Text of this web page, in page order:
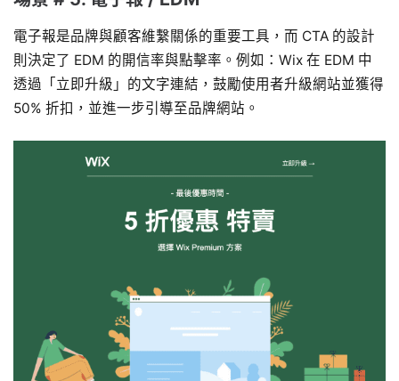
電子報是品牌與顧客維繫關係的重要工具，而 CTA 的設計
則決定了 EDM 的開信率與點擊率。例如：Wix 在 EDM 中
透過「立即升級」的文字連結，鼓勵使用者升級網站並獲得
50% 折扣，並進一步引導至品牌網站。